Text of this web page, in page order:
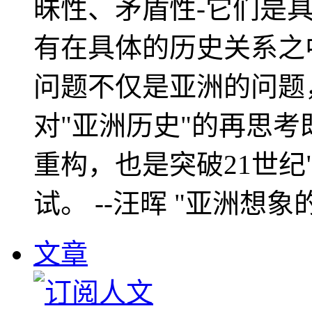
昧性、矛盾性-它们是
有在具体的历史关系
问题不仅是亚洲的问
对"亚洲历史"的再思考
重构，也是突破21世
试。 --汪晖 "亚洲想象
文章